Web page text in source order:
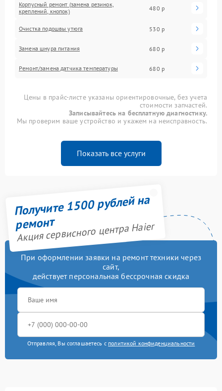
Корпусный ремонт (замена резинок,
креплений, кнопок)
480 р
Очистка подошвы утюга 530 р
Замена шнура питания 680 р
Ремонт/замена датчика температуры 680 р
Цены в прайс-листе указаны ориентировочные, без учета
стоимости запчастей.
Записывайтесь на бесплатную диагностику.
Мы проверим ваше устройство и укажем на неисправность.
Показать все услуги
Получите 1500 рублей на
ремонт
Акция сервисного центра Haier
При оформлении заявки на ремонт техники через
сайт,
действует персональная бессрочная скидка
Отправляя, Вы соглашаетесь с политикой конфиденциальности